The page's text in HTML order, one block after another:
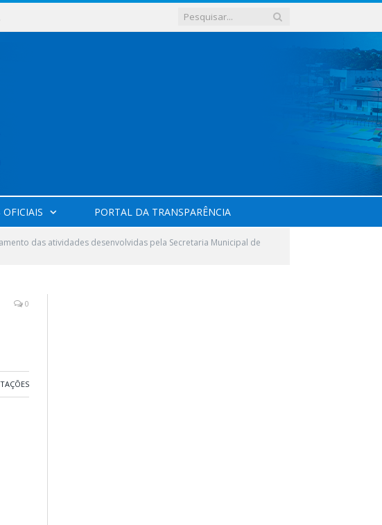
OFICIAIS PORTAL DA TRANSPARÊNCIA
das atividades desenvolvidas pela Secretaria Municipal de
0